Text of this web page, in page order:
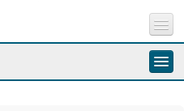
Agenda
Contacto